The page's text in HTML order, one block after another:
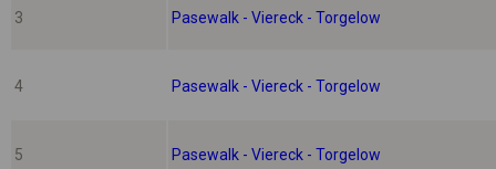
3 Pasewalk - Viereck - Torgelow
4 Pasewalk - Viereck - Torgelow
5 Pasewalk - Viereck - Torgelow